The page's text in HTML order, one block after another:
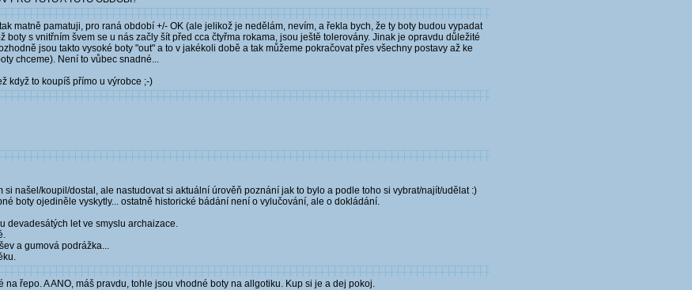
matně pamatuji, pro raná období +/- OK (ale jelikož je nedělám, nevím, a řekla bych, že ty boty budou vypadat
s vnitřním švem se u nás začly šít před cca čtyřma rokama, jsou ještě tolerovány. Jinak je opravdu důležité
jsou takto vysoké boty "out" a to v jakékoli době a tak můžeme pokračovat přes všechny postavy až ke
chceme). Není to vůbec snadné...
když to koupíš přímo u výrobce ;-)
našel/koupil/dostal, ale nastudovat si aktuální úrověň poznání jak to bylo a podle toho si vybrat/najít/udělat :)
boty ojediněle vyskytly... ostatně historické bádání není o vylučování, ale o dokládání.
devadesátých let ve smyslu archaizace.
a gumová podrážka...
řepo. A ANO, máš pravdu, tohle jsou vhodné boty na allgotiku. Kup si je a dej pokoj.